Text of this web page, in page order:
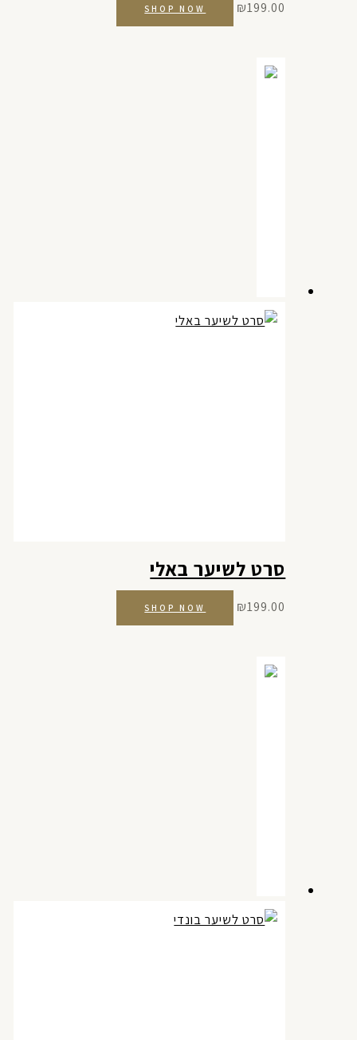
₪199.00
SHOP NOW
סרט לשיער באלי
₪199.00
SHOP NOW